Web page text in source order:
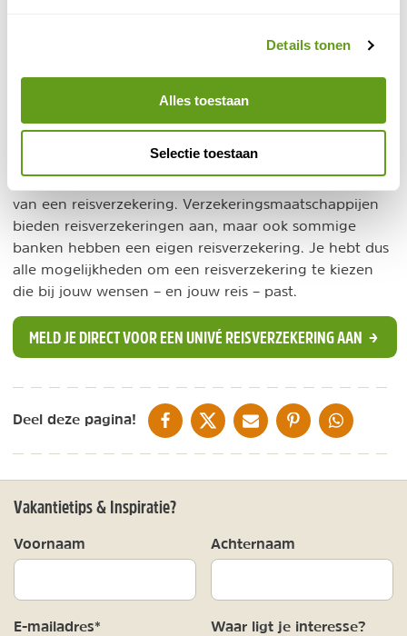
Details tonen
Alles toestaan
Selectie toestaan
voor een voorbeeld de lijst met aanvullende dekkingen
Waar sluit ik een reisverzekering af?
van een reisverzekering. Verzekeringsmaatschappijen
bieden reisverzekeringen aan, maar ook sommige
banken hebben een eigen reisverzekering. Je hebt dus
alle mogelijkheden om een reisverzekering te kiezen
die bij jouw wensen – en jouw reis – past.
MELD JE DIRECT VOOR EEN UNIVÉ REISVERZEKERING AAN
Deel deze pagina! DELEN OP FACEBOOK
DELEN OP XDELEN VIA DE MAIL
DELEN OP PINTEREST
DELEN OP
Vakantietips & Inspiratie?
Voornaam Achternaam
E-mailadres* Waar ligt je interesse?